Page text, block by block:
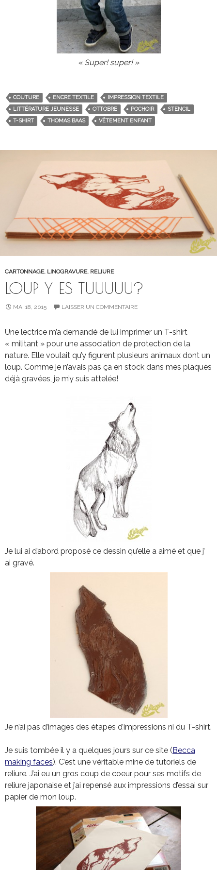
« Super! super! »
COUTURE ENCRE TEXTILE
IMPRESSION TEXTILE
LITTÉRATURE JEUNESSE
OTTOBRE POCHOIR
STENCIL
T-SHIRT
THOMAS BAAS VÊTEMENT ENFANT
CARTONNAGE, LINOGRAVURE, RELIURE
LOUP Y ES TUUUUU?
MAI 18, 2015 LAISSER UN COMMENTAIRE
Une lectrice m’a demandé de lui imprimer un T-shirt
« militant » pour une association de protection de la
nature. Elle voulait qu’y figurent plusieurs animaux dont un
loup. Comme je n’avais pas ça en stock dans mes plaques
déjà gravées, je m’y suis attelée!
Je lui ai d’abord proposé ce dessin qu’elle a aimé et que j’
ai gravé.
Je n’ai pas d’images des étapes d’impressions ni du T-shirt.
Je suis tombée il y a quelques jours sur ce site ( Becca
making faces). C’est une véritable mine de tutoriels de
reliure. J’ai eu un gros coup de coeur pour ses motifs de
reliure japonaise et j’ai repensé aux impressions d’essai sur
papier de mon loup.